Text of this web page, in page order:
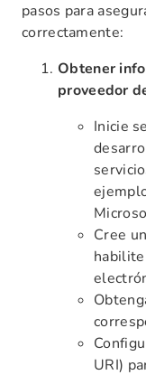
pasos para
correctamente:
Obtener
proveedor
Inicie
Cree
URI)